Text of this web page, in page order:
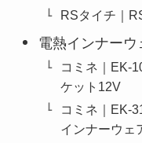
RSタイチ｜
電熱インナーウ
コミネ｜EK-
ケット12V
コミネ｜EK-
インナーウェ